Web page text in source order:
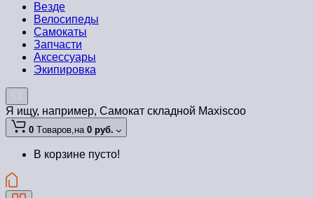
Везде
Велосипеды
Самокаты
Запчасти
Аксессуары
Экипировка
Я ищу, например, Самокат складной Maxiscoo
0 Tоваров,на 0 руб.
В корзине пусто!